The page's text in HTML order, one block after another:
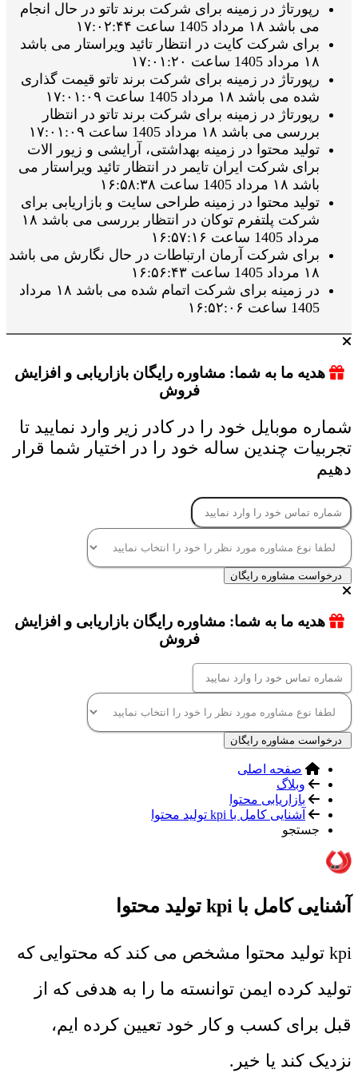
رپورتاژ در زمینه برای شرکت برند تاتو در حال انجام
می باشد ۱۸ مرداد 1405 ساعت ۱۷:۰۲:۴۴
برای شرکت کایت در انتظار تائید ویراستار می باشد
۱۸ مرداد 1405 ساعت ۱۷:۰۱:۲۰
رپورتاژ در زمینه برای شرکت برند تاتو قیمت گذاری
شده می باشد ۱۸ مرداد 1405 ساعت ۱۷:۰۱:۰۹
رپورتاژ در زمینه برای شرکت برند تاتو در انتظار
بررسی می باشد ۱۸ مرداد 1405 ساعت ۱۷:۰۱:۰۹
تولید محتوا در زمینه بهداشتی، آرایشی و زیور الات
برای شرکت ایران تایمر در انتظار تائید ویراستار می
باشد ۱۸ مرداد 1405 ساعت ۱۶:۵۸:۳۸
تولید محتوا در زمینه طراحی سایت و بازاریابی برای
شرکت پلتفرم توکان در انتظار بررسی می باشد ۱۸
مرداد 1405 ساعت ۱۶:۵۷:۱۶
برای شرکت آرمان ارتباطات در حال نگارش می باشد
۱۸ مرداد 1405 ساعت ۱۶:۵۶:۴۳
در زمینه برای شرکت اتمام شده می باشد ۱۸ مرداد
1405 ساعت ۱۶:۵۲:۰۶
هدیه ما به شما: مشاوره رایگان بازاریابی و افزایش
فروش
شماره موبایل خود را در کادر زیر وارد نمایید تا
تجربیات چندین ساله خود را در اختیار شما قرار
دهیم
درخواست مشاوره رایگان
هدیه ما به شما: مشاوره رایگان بازاریابی و افزایش
فروش
درخواست مشاوره رایگان
صفحه اصلی
وبلاگ
بازاریابی محتوا
آشنایی کامل با kpi تولید محتوا
جستجو
آشنایی کامل با kpi تولید محتوا
kpi تولید محتوا مشخص می کند که محتوایی که
تولید کرده ایمن توانسته ما را به هدفی که از
قبل برای کسب و کار خود تعیین کرده ایم،
نزدیک کند یا خیر.